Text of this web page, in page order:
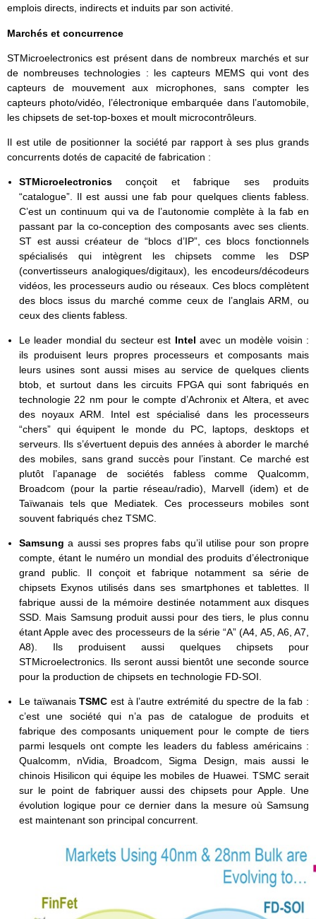
emplois directs, indirects et induits par son activité.
Marchés et concurrence
STMicroelectronics est présent dans de nombreux marchés et sur
de nombreuses technologies : les capteurs MEMS qui vont des
capteurs de mouvement aux microphones, sans compter les
capteurs photo/vidéo, l’électronique embarquée dans l’automobile,
les chipsets de set-top-boxes et moult microcontrôleurs.
Il est utile de positionner la société par rapport à ses plus grands
concurrents dotés de capacité de fabrication :
STMicroelectronicsconçoit et fabrique ses produits
“catalogue”. Il est aussi une fab pour quelques clients fabless.
C’est un continuum qui va de l’autonomie complète à la fab en
passant par la co-conception des composants avec ses clients.
ST est aussi créateur de “blocs d’IP”, ces blocs fonctionnels
spécialisés qui intègrent les chipsets comme les DSP
(convertisseurs analogiques/digitaux), les encodeurs/décodeurs
vidéos, les processeurs audio ou réseaux. Ces blocs complètent
des blocs issus du marché comme ceux de l’anglais ARM, ou
ceux des clients fabless.
Le leader mondial du secteur est Intelavec un modèle voisin :
ils produisent leurs propres processeurs et composants mais
leurs usines sont aussi mises au service de quelques clients
btob, et surtout dans les circuits FPGA qui sont fabriqués en
technologie 22 nm pour le compte d’Achronix et Altera, et avec
des noyaux ARM. Intel est spécialisé dans les processeurs
“chers” qui équipent le monde du PC, laptops, desktops et
serveurs. Ils s’évertuent depuis des années à aborder le marché
des mobiles, sans grand succès pour l’instant. Ce marché est
plutôt l’apanage de sociétés fabless comme Qualcomm,
Broadcom (pour la partie réseau/radio), Marvell (idem) et de
Taïwanais tels que Mediatek. Ces processeurs mobiles sont
souvent fabriqués chez TSMC.
Samsunga aussi ses propres fabs qu’il utilise pour son propre
compte, étant le numéro un mondial des produits d’électronique
grand public. Il conçoit et fabrique notamment sa série de
chipsets Exynos utilisés dans ses smartphones et tablettes. Il
fabrique aussi de la mémoire destinée notamment aux disques
SSD. Mais Samsung produit aussi pour des tiers, le plus connu
étant Apple avec des processeurs de la série “A” (A4, A5, A6, A7,
A8). Ils produisent aussi quelques chipsets pour
STMicroelectronics. Ils seront aussi bientôt une seconde source
pour la production de chipsets en technologie FD-SOI.
Le taïwanaisTSMC est à l’autre extrémité du spectre de la fab :
c’est une société qui n’a pas de catalogue de produits et
fabrique des composants uniquement pour le compte de tiers
parmi lesquels ont compte les leaders du fabless américains :
Qualcomm, nVidia, Broadcom, Sigma Design, mais aussi le
chinois Hisilicon qui équipe les mobiles de Huawei. TSMC serait
sur le point de fabriquer aussi des chipsets pour Apple. Une
évolution logique pour ce dernier dans la mesure où Samsung
est maintenant son principal concurrent.